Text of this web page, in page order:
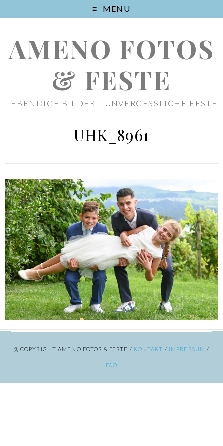
MENU
AMENO FOTOS
& FESTE
LEBENDIGE BILDER – UNVERGESSLICHE FESTE
UHK_8961
@ COPYRIGHT AMENO FOTOS & FESTE / KONTAKT / IMPRESSUM /
FAQ